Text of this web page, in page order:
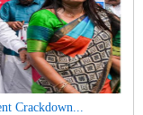
Crackdown...